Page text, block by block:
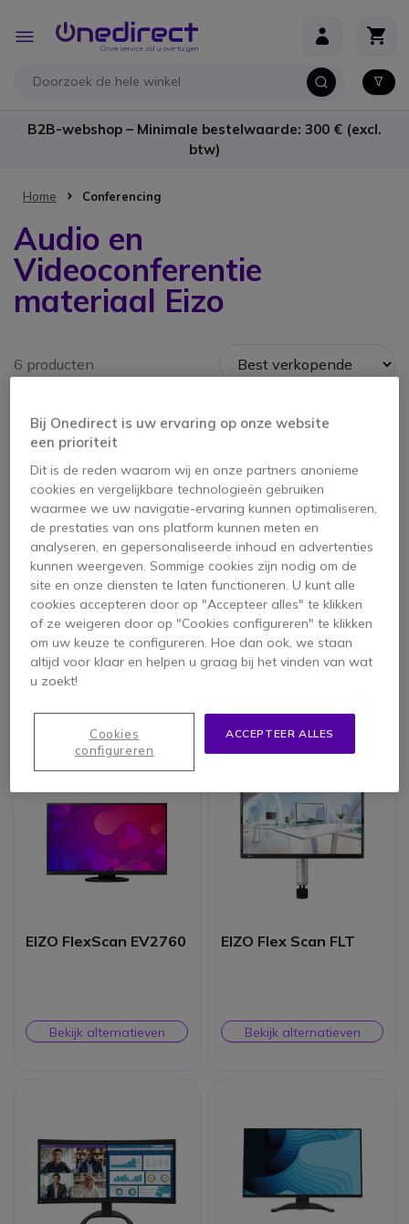
Toggle
Nav
B2B-webshop – Minimale bestelwaarde: 300 € (excl.
btw)
Home Conferencing
Audio en
Videoconferentie
materiaal Eizo
6 producten
EIZO FlexScan EV2480
EIZO FlexScan
EV3240X
EIZO FlexScan EV2760
Bekijk alternatieven
EIZO Flex Scan FLT
Bekijk alternatieven
Bij Onedirect is uw ervaring op onze website
een prioriteit
Dit is de reden waarom wij en onze partners anonieme
cookies en vergelijkbare technologieën gebruiken
waarmee we uw navigatie-ervaring kunnen optimaliseren,
de prestaties van ons platform kunnen meten en
analyseren, en gepersonaliseerde inhoud en advertenties
kunnen weergeven. Sommige cookies zijn nodig om de
site en onze diensten te laten functioneren. U kunt alle
cookies accepteren door op "Accepteer alles" te klikken
of ze weigeren door op "Cookies configureren" te klikken
om uw keuze te configureren. Hoe dan ook, we staan
altijd voor klaar en helpen u graag bij het vinden van wat
u zoekt!
ACCEPTEER ALLES
Cookies
configureren